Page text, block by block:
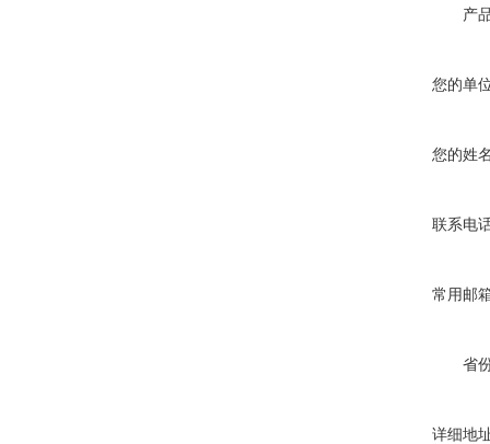
产
您的单
您的姓
联系电
常用邮
省
详细地